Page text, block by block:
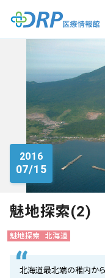
最新の注目記
栄養健康レ
医療系学生
健康川柳
DRP医療情報館とは?
2016
07/15
魅地探索(2)
魅地探索 北海道
北海道最北端の稚内か